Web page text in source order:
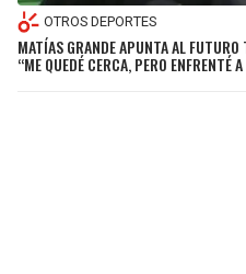
OTROS DEPORTES
MATÍAS GRANDE APUNTA AL
“ME QUEDÉ CERCA, PERO ENFRENTÉ